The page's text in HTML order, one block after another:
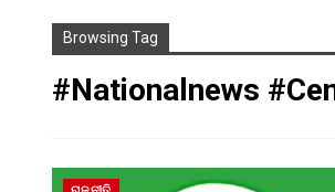
Browsing Tag
#nationalnews